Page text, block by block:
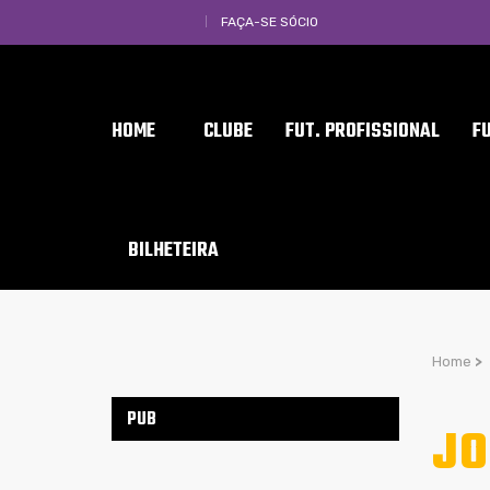
FAÇA-SE SÓCIO
HOME CLUBE FUT. PROFISSIONAL
BILHETEIRA
Home >
PUB